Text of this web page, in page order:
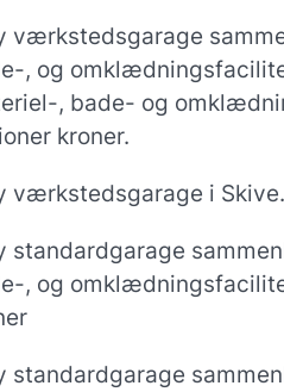
værkstedsgarage
, og
, bade- og
kroner.
værkstedsgarage i
standardgarage
, og
standardgarage